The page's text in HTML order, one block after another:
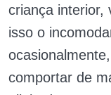
criança interior,
isso o
comportar de